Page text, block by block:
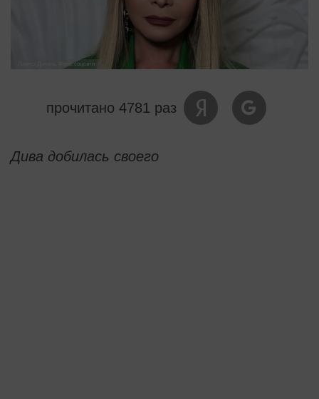
Лариса Долина. Фото: соцсети
прочитано 4781 раз
Дива добилась своего